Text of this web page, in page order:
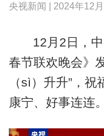
央视新闻 | 2024年12
12月2日，
春节联欢晚会》
（sì）升升”，
康宁、好事连连。